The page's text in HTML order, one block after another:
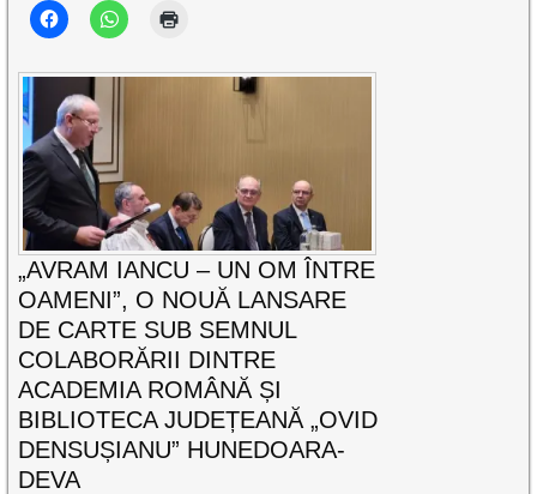
„AVRAM IANCU – UN OM ÎNTRE
OAMENI”, O NOUĂ LANSARE
DE CARTE SUB SEMNUL
COLABORĂRII DINTRE
ACADEMIA ROMÂNĂ ȘI
BIBLIOTECA JUDEȚEANĂ „OVID
DENSUȘIANU” HUNEDOARA-
DEVA